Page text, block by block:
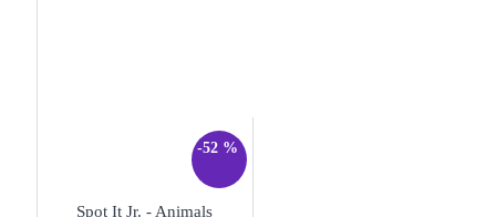
-52 %
Spot It Jr. - Animals